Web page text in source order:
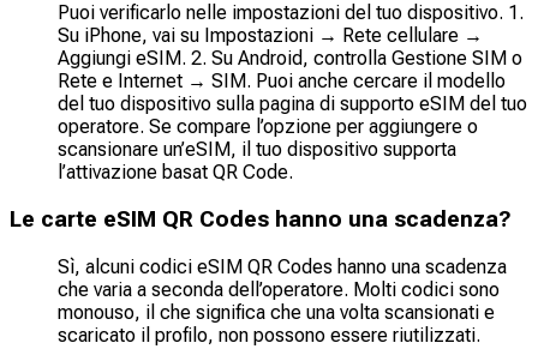
Puoi verificarlo nelle impostazioni del tuo dispositivo. 1.
Su iPhone, vai su Impostazioni → Rete cellulare →
Aggiungi eSIM. 2. Su Android, controlla Gestione SIM o
Rete e Internet → SIM. Puoi anche cercare il modello
del tuo dispositivo sulla pagina di supporto eSIM del tuo
operatore. Se compare l’opzione per aggiungere o
scansionare un’eSIM, il tuo dispositivo supporta
l’attivazione basat QR Code.
Le carte eSIM QR Codes hanno una scadenza?
Sì, alcuni codici eSIM QR Codes hanno una scadenza
che varia a seconda dell’operatore. Molti codici sono
monouso, il che significa che una volta scansionati e
scaricato il profilo, non possono essere riutilizzati.